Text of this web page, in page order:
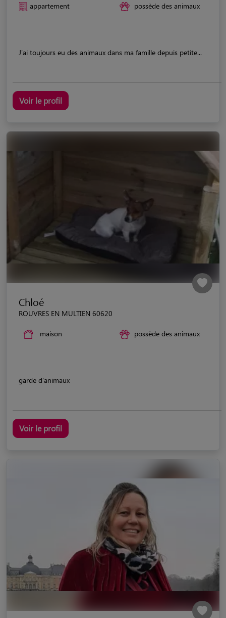
appartement possède des animaux
J'ai toujours eu des animaux dans ma famille depuis petite...
Voir le profil
Chloé
ROUVRES EN MULTIEN 60620
maison possède des animaux
garde d'animaux
Voir le profil